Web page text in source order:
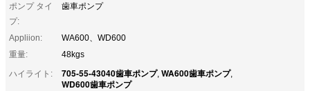
ポンプ タイ
プ:
歯車ポンプ
Appliion:
WA600、WD600
重量:
48kgs
ハイライト:
705-55-43040歯車ポンプ, WA600歯車ポンプ,
WD600歯車ポンプ